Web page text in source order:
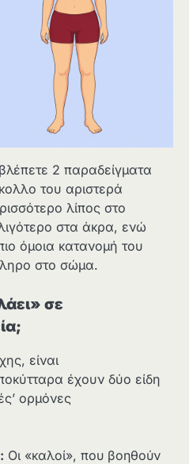
2 παραδείγματα
του αριστερά
λίπος στο
στα άκρα, ενώ
όμοια κατανομή του
στο σώμα.
σε
είναι
έχουν δύο είδη
ορμόνες
Οι «καλοί», που βοηθούν